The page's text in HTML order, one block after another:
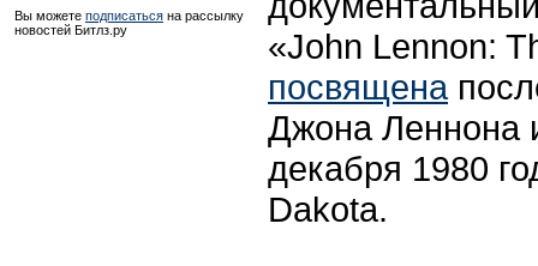
Вы можете подписаться на рассылку
новостей Битлз.ру
«John Lennon:
посвящена
Джона Леннона
декабря 1980
Dakota.